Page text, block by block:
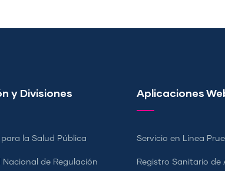
y Divisiones
la Salud Pública
de Regulación
Aplicaciones
Servicio en Línea
Registro Sanitario de